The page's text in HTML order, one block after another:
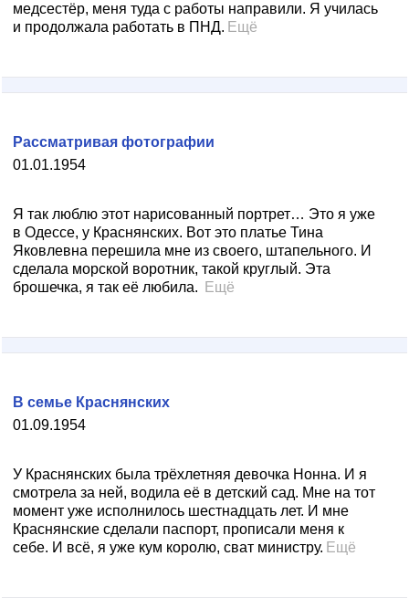
медсестёр, меня туда с работы направили. Я училась
и продолжала работать в ПНД. Ещё
01.01.1954
Рассматривая фотографии
Я так люблю этот нарисованный портрет… Это я уже
в Одессе, у Краснянских. Вот это платье Тина
Яковлевна перешила мне из своего, штапельного. И
сделала морской воротник, такой круглый. Эта
брошечка, я так её любила.
Ещё
01.09.1954
В семье Краснянских
У Краснянских была трёхлетняя девочка Нонна. И я
смотрела за ней, водила её в детский сад. Мне на тот
момент уже исполнилось шестнадцать лет. И мне
Краснянские сделали паспорт, прописали меня к
себе. И всё, я уже кум королю, сват министру. Ещё